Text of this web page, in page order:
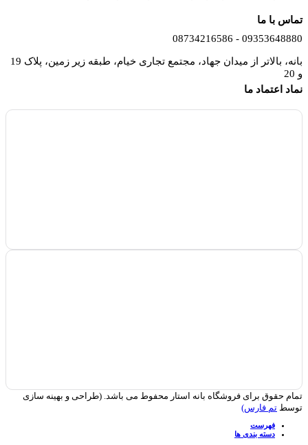
تماس با ما
09353648880 - 08734216586
بانه، بالاتر از میدان جهاد، مجتمع تجاری خیام، طبقه زیر زمین، پلاک 19
و 20
نماد اعتماد ما
تمام حقوق برای فروشگاه بانه استار محفوط می باشد. (طراحی و بهینه سازی
توسط تم فارس)
فهرست
دسته بندی ها